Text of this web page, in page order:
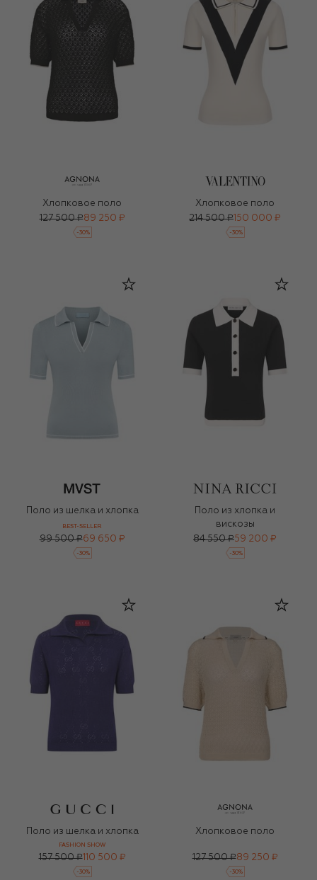
Хлопковое поло
127 500 ₽89 250 ₽
-30%
Хлопковое поло
214 500 ₽ 150 000 ₽
-30%
Поло из шелка и хлопка
BEST-SELLER
99 500 ₽69 650 ₽
-30%
Поло из хлопка и
вискозы
84 550 ₽59 200 ₽
-30%
Поло из шелка и хлопка
FASHION SHOW
157 500 ₽110 500 ₽
-30%
Хлопковое поло
127 500 ₽89 250 ₽
-30%